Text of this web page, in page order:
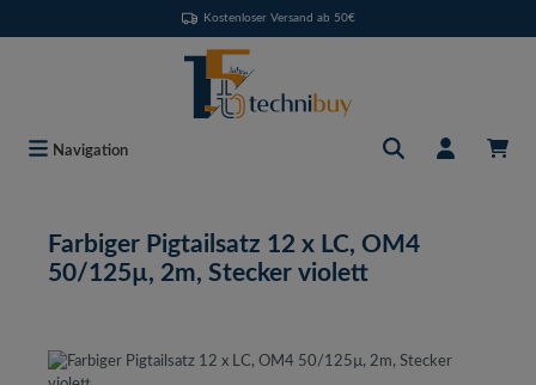
Kostenloser Versand ab 50€
Navigation
Farbiger Pigtailsatz 12 x LC, OM4
50/125µ, 2m, Stecker violett
Bildergalerie überspringen